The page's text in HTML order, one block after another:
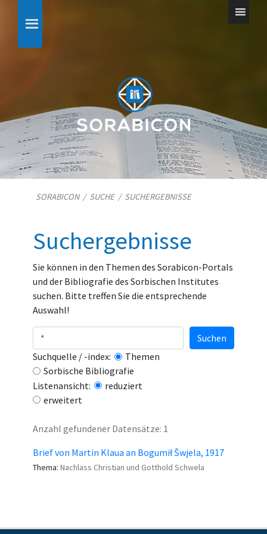
SORABICON/ SUCHE/ SUCHERGEBNISSE
Suchergebnisse
Sie können in den Themen des Sorabicon-Portals
und der Bibliografie des Sorbischen Institutes
suchen. Bitte treffen Sie die entsprechende
Auswahl!
Suchquelle / -index:
Themen
Sorbische Bibliografie
Listenansicht:
reduziert
erweitert
Suchen
Anzahl gefundener Datensätze: 1
Brief von Martin Klaua an Bogumił Šwjela, 1917
Thema: Nachlass Christian und Gotthold Schwela